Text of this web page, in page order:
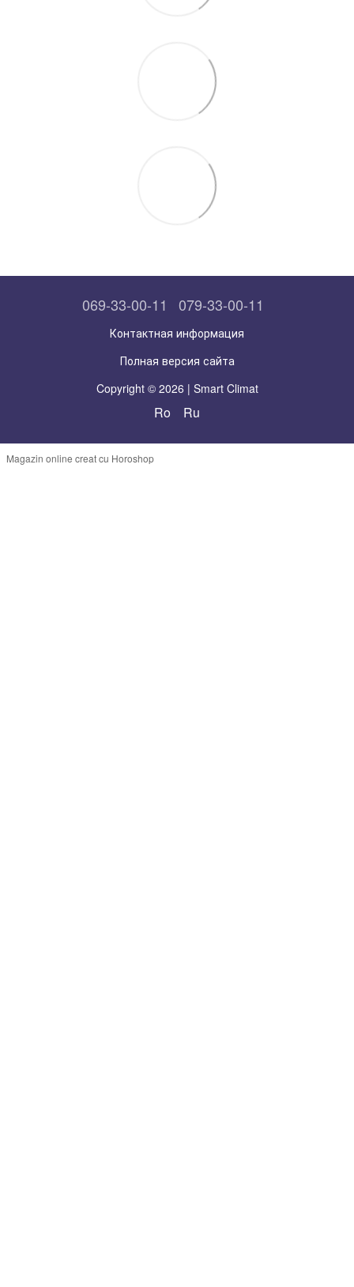
069-33-00-11 079-33-00-11
Контактная информация
Полная версия сайта
Copyright © 2026 | Smart Climat
Ro Ru
Magazin online creat cu Horoshop